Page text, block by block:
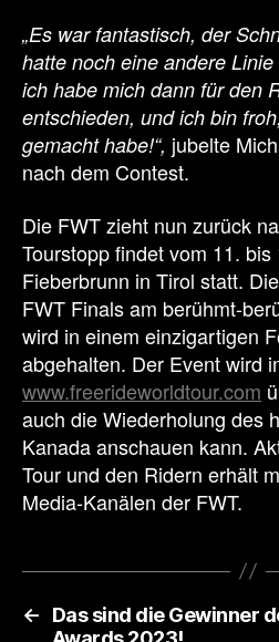
„Es war fantastisch, der
hatte noch eine andere
ich habe mich dann für den
entschieden, und ich bin
gemacht habe!“, jubelte
nach dem Contest.
Die FWT zieht nun zurück
Tourstopp findet vom 11.
Fieberbrunn in Tirol statt.
FWT Finals am berühmt-
wird in einem einzigartigen
abgehalten. Der Event wird
www.freerideworldtour.com
auch die Wiederholung des
Kanada anschauen kann.
Tour und den Ridern erhält
Media-Kanälen der FWT.
←
Das sind die Gewinner